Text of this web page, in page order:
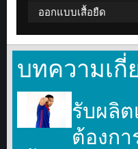
ออกแบบเสื้อยืด
บทความเกี่
รับผลิต
ต้องก